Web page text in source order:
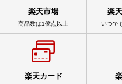
楽天市場
商品数は1億点以上
楽
いつで
楽天カード